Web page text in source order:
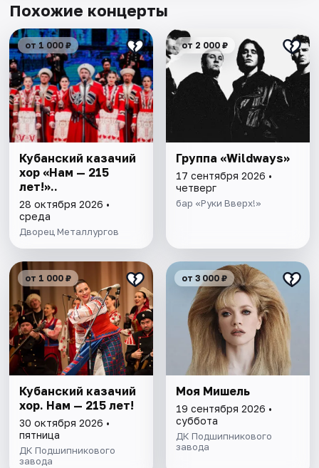
Похожие концерты
от 1 000 ₽
Кубанский казачий
хор «Нам — 215
лет!»..
28 октября 2026 •
среда
Дворец Металлургов
от 2 000 ₽
Группа «Wildways»
17 сентября 2026 •
четверг
бар «Руки Вверх!»
от 1 000 ₽
Кубанский казачий
хор. Нам — 215 лет!
30 октября 2026 •
пятница
ДК Подшипникового
завода
от 3 000 ₽
Моя Мишель
19 сентября 2026 •
суббота
ДК Подшипникового
завода